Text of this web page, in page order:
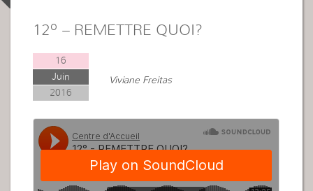
12º – REMETTRE QUOI?
16
Juin
2016
Viviane Freitas